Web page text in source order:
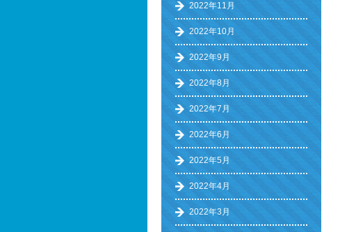
2022年11月
2022年10月
2022年9月
2022年8月
2022年7月
2022年6月
2022年5月
2022年4月
2022年3月